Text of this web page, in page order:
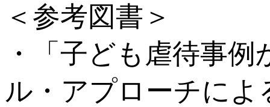
＜参考図書＞
・「子ども虐待事
ル・アプローチによ